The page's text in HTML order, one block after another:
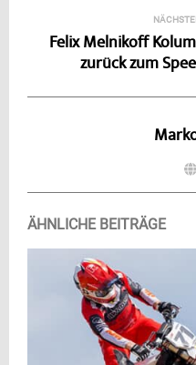
Felix Melnikoff
zurück zum
ÄHNLICHE BEITRÄGE